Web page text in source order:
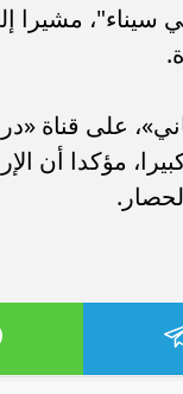
سيناء"، مشيرا
مؤكدا أن